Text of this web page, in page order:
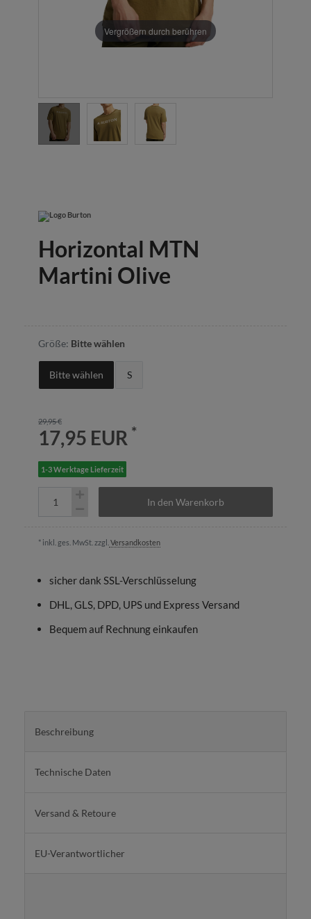
Vergrößern durch berühren
Horizontal MTN
Martini Olive
Größe: Bitte wählen
Bitte wählen S
29,95 €
17,95 EUR *
1-3 Werktage Lieferzeit
In den Warenkorb
* inkl. ges. MwSt. zzgl. Versandkosten
sicher dank SSL-Verschlüsselung
DHL, GLS, DPD, UPS und Express Versand
Bequem auf Rechnung einkaufen
Beschreibung
Technische Daten
Versand & Retoure
EU-Verantwortlicher